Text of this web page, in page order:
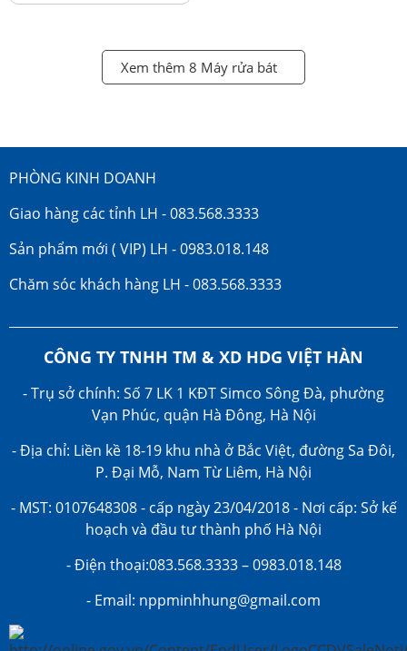
Xem thêm 8 Máy rửa bát
PHÒNG KINH DOANH
Giao hàng các tỉnh LH - 083.568.3333
Sản phẩm mới ( VIP) LH - 0983.018.148
Chăm sóc khách hàng LH - 083.568.3333
CÔNG TY TNHH TM & XD HDG VIỆT HÀN
- Trụ sở chính: Số 7 LK 1 KĐT Simco Sông Đà, phường
Vạn Phúc, quận Hà Đông, Hà Nội
- Địa chỉ: Liền kề 18-19 khu nhà ở Bắc Việt, đường Sa Đôi,
P. Đại Mỗ, Nam Từ Liêm, Hà Nội
- MST: 0107648308 - cấp ngày 23/04/2018 - Nơi cấp: Sở kế
hoạch và đầu tư thành phố Hà Nội
- Điện thoại:083.568.3333 – 0983.018.148
- Email: nppminhhung@gmail.com